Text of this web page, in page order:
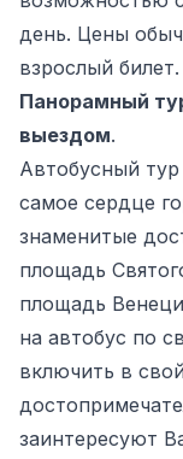
день. Цены
взрослый билет.
Панорамный
выездом.
Автобусный
самое сердце
знаменитые
площадь
площадь
на автобус по
включить в
заинтересуют